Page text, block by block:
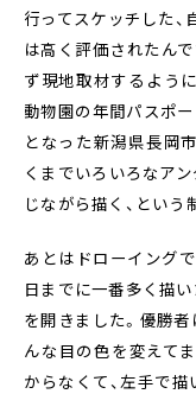
行ってスケッチした
は高く評価されたん
ず現地取材するよう
動物園の年間パスポ
となった新潟県長岡
くまでいろいろなア
じながら描く、という
あとはドローイングで
日までに一番多く描
を開きました。優勝
んな目の色を変えて
からなくて、左手で